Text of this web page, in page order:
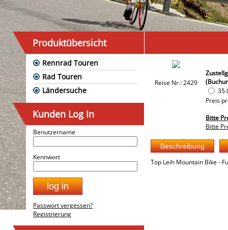
Produktübersicht
Rennrad Touren
Rad Touren
Ländersuche
Kunden Log In
Benutzername
Kennwort
Passwort vergessen?
Registrierung
Reise Nr.: 2429
Preis
Bitte
Bitte
Top Leih Mountain Bike -